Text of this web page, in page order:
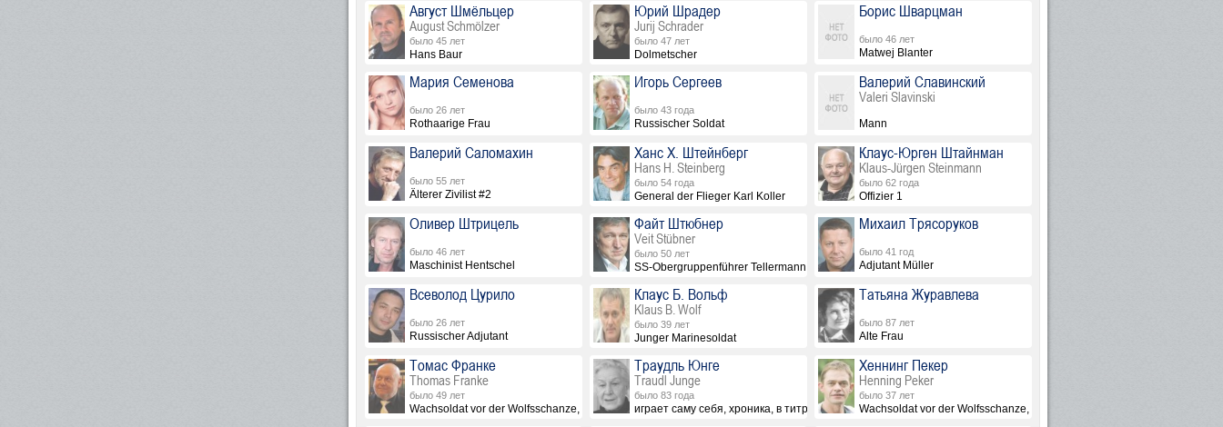
Август Шмёльцер
August Schmölzer
было 45 лет
Hans Baur
Юрий Шрадер
Jurij Schrader
было 47 лет
Dolmetscher
Борис Шварцман
было 46 лет
Matwej Blanter
Мария Семенова
было 26 лет
Rothaarige Frau
Игорь Сергеев
было 43 года
Russischer Soldat
Валерий Славинский
Valeri Slavinski
Mann
Валерий Саломахин
было 55 лет
Älterer Zivilist #2
Ханс Х. Штейнберг
Hans H. Steinberg
было 54 года
General der Flieger Karl Koller
Клаус-Юрген Штайнман
Klaus-Jürgen Steinmann
было 62 года
Offizier 1
Оливер Штрицель
было 46 лет
Maschinist Hentschel
Файт Штюбнер
Veit Stübner
было 50 лет
SS-Obergruppenführer Tellermann
Михаил Трясоруков
было 41 год
Adjutant Müller
Всеволод Цурило
было 26 лет
Russischer Adjutant
Клаус Б. Вольф
Klaus B. Wolf
было 39 лет
Junger Marinesoldat
Татьяна Журавлева
было 87 лет
Alte Frau
Томас Франке
Thomas Franke
было 49 лет
Wachsoldat vor der Wolfsschanze, в титрах не указан
Траудль Юнге
Traudl Junge
было 83 года
играет саму себя, хроника, в титрах не указана
Хеннинг Пекер
Henning Peker
было 37 лет
Wachsoldat vor der Wolfsschanze, в титрах не указан